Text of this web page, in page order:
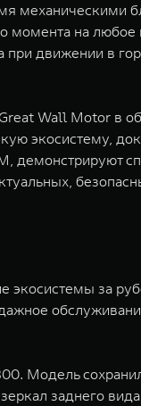
механическими
на любое
при движении в
Wall Motor в
экосистему,
демонстрируют
экосистемы за
Модель
заднего